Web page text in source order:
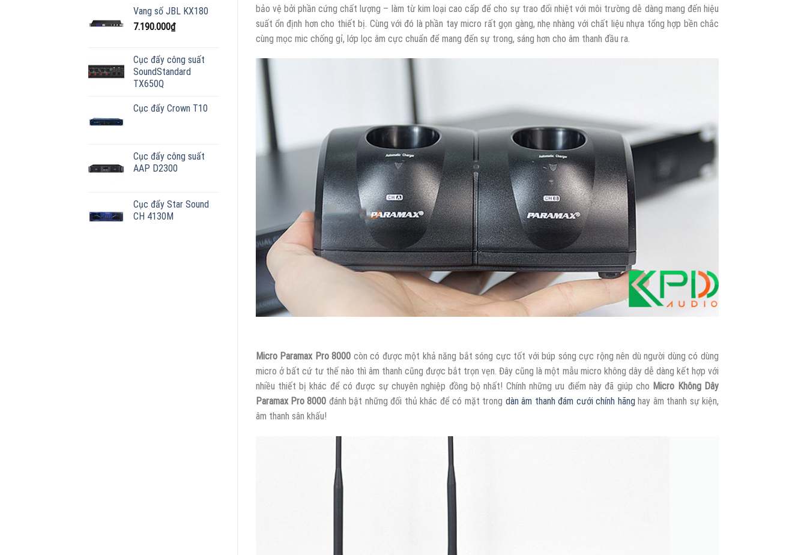
Audio
nước
Vang số JBL KX180
7.190.000₫
Cục đẩy công suất
SoundStandard
TX650Q
Cục đẩy Crown T10
Cục đẩy công suất
AAP D2300
Cục đẩy Star Sound
CH 4130M
bảo vệ bởi phần cứng chất lượng – làm từ kim loại cao cấp để cho sự trao đổi nhiệt với môi trường dễ dàng mang đến hiệu
suất ổn định hơn cho thiết bị. Cùng với đó là phần tay micro rất gọn gàng, nhẹ nhàng với chất liệu nhựa tổng hợp bền chắc
cùng mọc mic chống gỉ, lớp lọc âm cực chuẩn để mang đến sự trong, sáng hơn cho âm thanh đầu ra.
Micro Paramax Pro 8000 còn có được một khả năng bắt sóng cực tốt với búp sóng cực rộng nên dù người dùng có dùng
micro ở bất cứ tư thế nào thì âm thanh cũng được bắt trọn vẹn. Đây cũng là một mẫu micro không dây dễ dàng kết hợp với
nhiều thiết bị khác để có được sự chuyên nghiệp đồng bộ nhất! Chính những ưu điểm này đã giúp cho Micro Không Dây
Paramax Pro 8000 đánh bật những đối thủ khác để có mặt trong dàn âm thanh đám cưới chính hãng hay âm thanh sự kiện,
âm thanh sân khấu!